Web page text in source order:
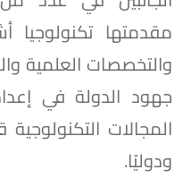
مقدمتها تكنولوجيا
والتخصصات العلمية
جهود الدولة في
المجالات
ودوليًا.